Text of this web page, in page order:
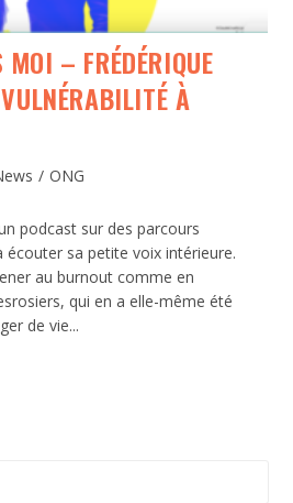
– FRÉDÉRIQUE
À
/ ONG
podcast sur des parcours
écouter sa petite voix intérieure.
au burnout comme en
qui en a elle-même été
de vie...